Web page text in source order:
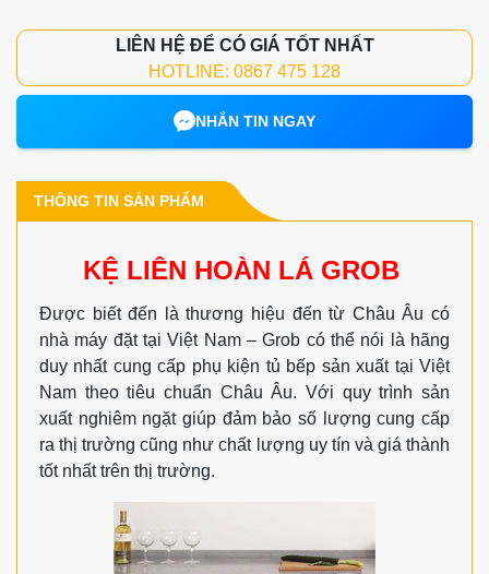
LIÊN HỆ ĐỂ CÓ GIÁ TỐT NHẤT
HOTLINE: 0867 475 128
NHẮN TIN NGAY
THÔNG TIN SẢN PHẨM
KỆ LIÊN HOÀN LÁ GROB
Được biết đến là thương hiệu đến từ Châu Âu có
nhà máy đặt tại Việt Nam – Grob có thể nói là hãng
duy nhất cung cấp phụ kiện tủ bếp sản xuất tại Việt
Nam theo tiêu chuẩn Châu Âu. Với quy trình sản
xuất nghiêm ngặt giúp đảm bảo số lượng cung cấp
ra thị trường cũng như chất lượng uy tín và giá thành
tốt nhất trên thị trường.